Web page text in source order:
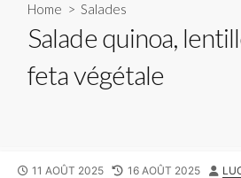
Home > Salades
Salade quinoa,
feta végétale
PUBLISHED
11 AOÛT 2025
LAST
16 AOÛT 2025